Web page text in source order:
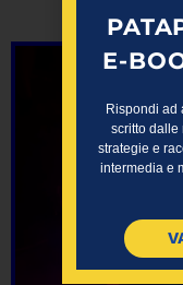
E-
Rispondi ad
scritto dalle
strategie e
intermedia e